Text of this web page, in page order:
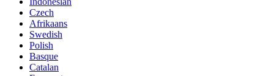
Czech
Afrikaans
Swedish
Polish
Basque
Catalan